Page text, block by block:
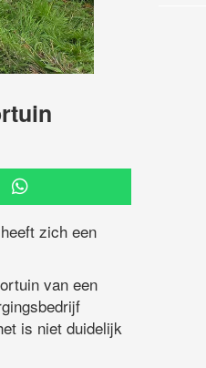
zich een
van een
is niet duidelijk